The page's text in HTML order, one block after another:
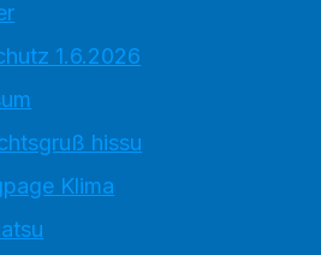
1.6.2026
hissu
Klima